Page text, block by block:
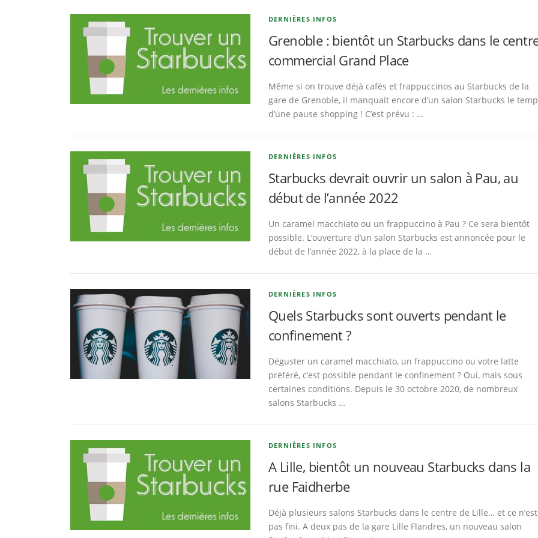
DERNIÈRES INFOS
Grenoble : bientôt un Starbucks dans le
commercial Grand Place
Même si on trouve déjà cafés et frappuccinos au Starbucks de la
gare de Grenoble, il manquait encore d’un salon Starbucks le
d’une pause shopping ! C’est prévu : …
DERNIÈRES INFOS
Starbucks devrait ouvrir un salon à Pau, au
début de l’année 2022
Un caramel macchiato ou un frappuccino à Pau ? Ce sera bientôt
possible. L’ouverture d’un salon Starbucks est annoncée pour le
début de l’année 2022, à la place de la …
DERNIÈRES INFOS
Quels Starbucks sont ouverts pendant le
confinement ?
Déguster un caramel macchiato, un frappuccino ou votre latte
préféré, c’est possible pendant le confinement ? Oui, mais sous
certaines conditions. Depuis le 30 octobre 2020, de nombreux
salons Starbucks …
DERNIÈRES INFOS
A Lille, bientôt un nouveau Starbucks dans la
rue Faidherbe
Déjà plusieurs salons Starbucks dans le centre de Lille… et ce n’est
pas fini. A deux pas de la gare Lille Flandres, un nouveau salon